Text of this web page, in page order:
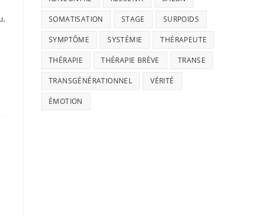
SOMATISATION STAGE SURPOIDS
SYMPTÔME SYSTÉMIE THÉRAPEUTE
THÉRAPIE THÉRAPIE BRÈVE TRANSE
TRANSGÉNÉRATIONNEL VÉRITÉ
ÉMOTION